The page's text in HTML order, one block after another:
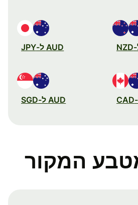
AUD ל-JPY
AUD ל-SGD
המקור